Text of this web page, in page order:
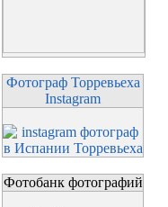
Фотограф Торревьеха
Instagram
Фотобанк фотографий